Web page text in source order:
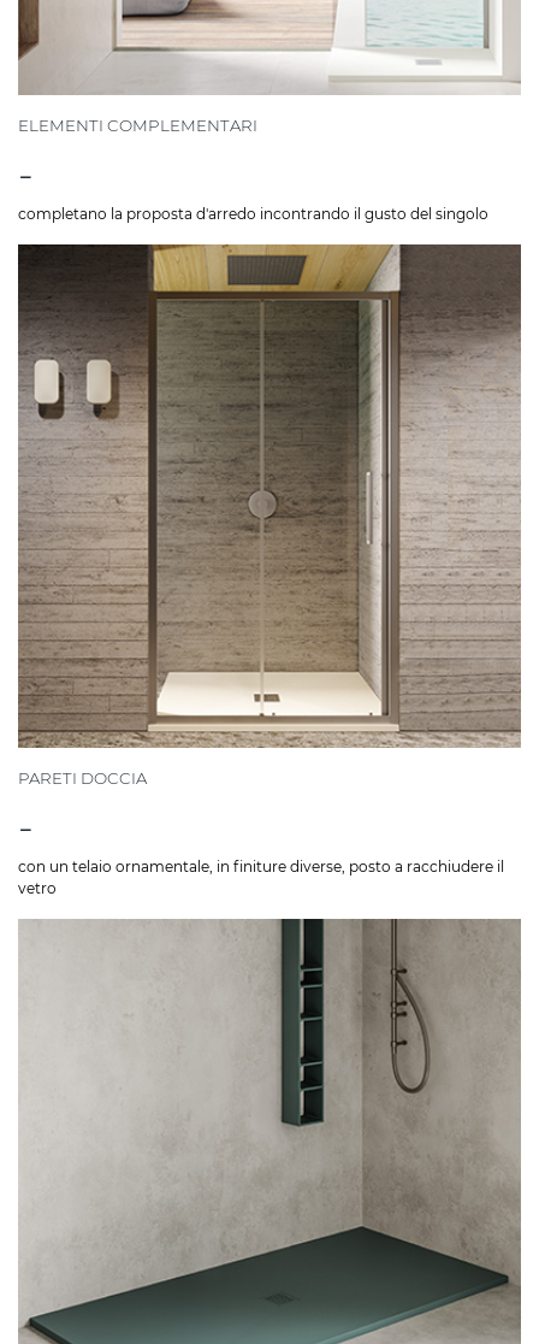
ELEMENTI COMPLEMENTARI
-
completano la proposta d'arredo incontrando il gusto del singolo
PARETI DOCCIA
-
con un telaio ornamentale, in finiture diverse, posto a racchiudere il
vetro